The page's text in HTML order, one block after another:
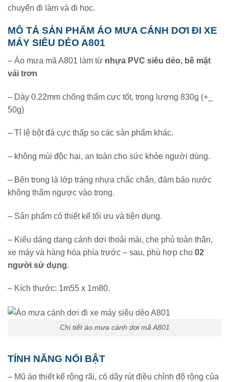
chuyển đi làm và đi học.
MÔ TẢ SẢN PHẨM ÁO MƯA CÁNH DƠI ĐI XE
MÁY SIÊU DẺO A801
– Áo mưa mã A801 làm từ nhựa PVC siêu dẻo, bề mặt
vải trơn
– Dày 0.22mm chống thấm cực tốt, trọng lượng 830g (+_
50g)
– Tỉ lệ bột đá cực thấp so các sản phẩm khác.
– không mùi độc hại, an toàn cho sức khỏe người dùng.
– Bên trong là lớp tráng nhựa chắc chắn, đảm bảo nước
không thấm ngược vào trong.
– Sản phẩm có thiết kế tối ưu và tiện dụng.
– Kiểu dáng dạng cánh dơi thoải mái, che phủ toàn thân,
xe máy và hàng hóa phía trước – sau, phù hợp cho 02
người sử dụng.
– Kích thước: 1m55 x 1m80.
Chi tiết áo mưa cánh dơi mã A801
TÍNH NĂNG NỔI BẬT
– Mũ áo thiết kế rộng rãi, có dây rút điều chỉnh độ rộng của